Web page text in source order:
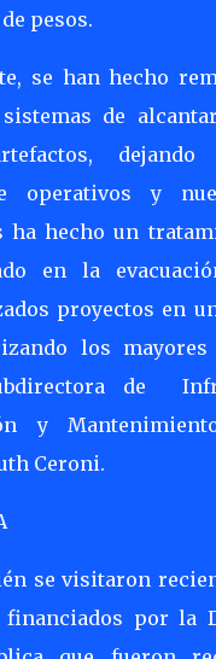
pesos.
se han hecho
de
operativos y
ha hecho un
en la
proyectos en
los mayores
de
y
Ceroni.
se visitaron
financiados por la